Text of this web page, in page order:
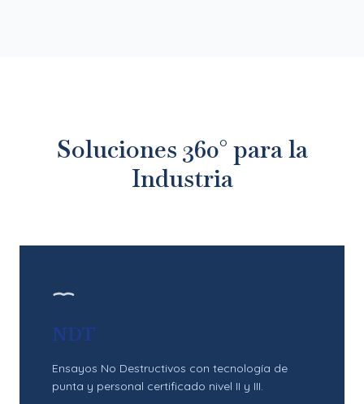
Soluciones 360° para la
Industria
NDT
Ensayos No Destructivos con tecnología de
punta y personal certificado nivel II y III.